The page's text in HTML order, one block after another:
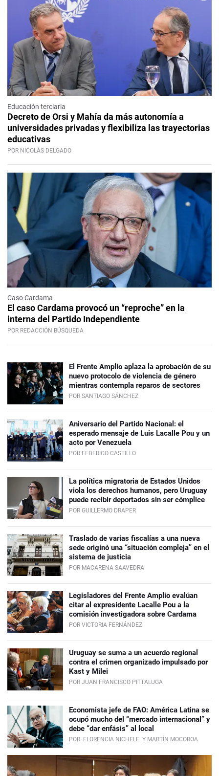
Educación terciaria
Decreto de Orsi y Mahía da más autonomía a
universidades privadas y flexibiliza las trayectorias
educativas
POR NICOLÁS DELGADO
Caso Cardama
El caso Cardama provocó un “reproche” en la
interna del Partido Independiente
POR REDACCIÓN BÚSQUEDA
El Frente Amplio aplaza la aprobación de su
nuevo protocolo de violencia de género
mientras contempla reparos de sectores
POR SANTIAGO SÁNCHEZ
Aniversario del Partido Nacional: el
esperado mensaje de Luis Lacalle Pou y un
acto por Venezuela
POR FEDERICO CASTILLO
La política migratoria de Estados Unidos
viola los derechos humanos, pero Uruguay
puede recibir deportados sin ser cómplice
POR GUILLERMO DRAPER
Traslado de varias fiscalías a una nueva
sede originó una “situación compleja” en el
sistema de justicia
POR MACARENA SAAVEDRA
Legisladores del Frente Amplio evalúan
citar al expresidente Lacalle Pou a la
comisión investigadora sobre Cardama
POR VICTORIA FERNÁNDEZ
Uruguay se suma a un acuerdo regional
contra el crimen organizado impulsado por
Kast y Milei
POR JUAN FRANCISCO PITTALUGA
Economista jefe de FAO: América Latina se
ocupó mucho del “mercado internacional” y
debe “dar enfásis” al local
POR FLORENCIA NICHELE Y MARTÍN MOCOROA